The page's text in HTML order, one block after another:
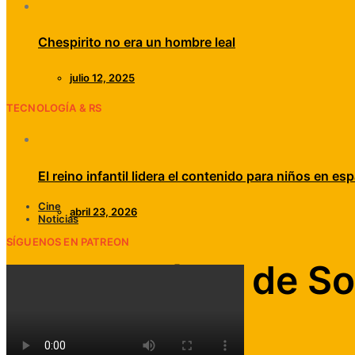
Chespirito no era un hombre leal
julio 12, 2025
TECNOLOGÍA & RS
El reino infantil lidera el contenido para niños en
abril 23, 2026
SÍGUENOS EN PATREON
Cine
Noticias
Nuevo tráiler de
junio 28, 2020